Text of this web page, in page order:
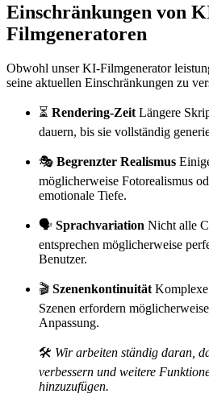
Einschränkungen von
Filmgeneratoren
Obwohl unser KI-Filmgenerator
seine aktuellen Einschränkungen zu
⏳ Rendering-Zeit Längere
dauern, bis sie vollständig
🎭 Begrenzter Realismus
möglicherweise Fotorealismus
emotionale Tiefe.
🗣️ Sprachvariation Nicht alle
entsprechen möglicherweise
Benutzer.
🎬 Szenenkontinuität
Szenen erfordern
Anpassung.
🛠️ Wir arbeiten ständig daran,
verbessern und weitere
hinzuzufügen.